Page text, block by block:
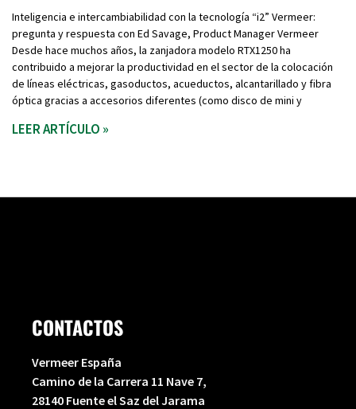
Inteligencia e intercambiabilidad con la tecnología “i2” Vermeer:
pregunta y respuesta con Ed Savage, Product Manager Vermeer
Desde hace muchos años, la zanjadora modelo RTX1250 ha
contribuido a mejorar la productividad en el sector de la colocación
de líneas eléctricas, gasoductos, acueductos, alcantarillado y fibra
óptica gracias a accesorios diferentes (como disco de mini y
LEER ARTÍCULO »
CONTACTOS
Vermeer España
Camino de la Carrera 11 Nave 7,
28140 Fuente el Saz del Jarama